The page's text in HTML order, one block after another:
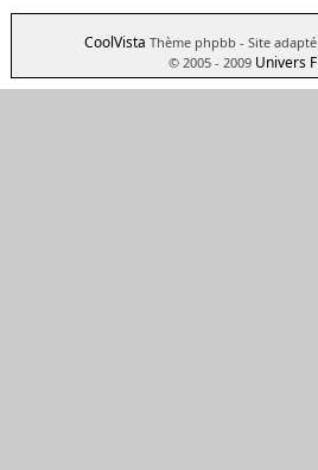
CoolVista Thème phpbb - Site
© 2005 - 2009 Univers